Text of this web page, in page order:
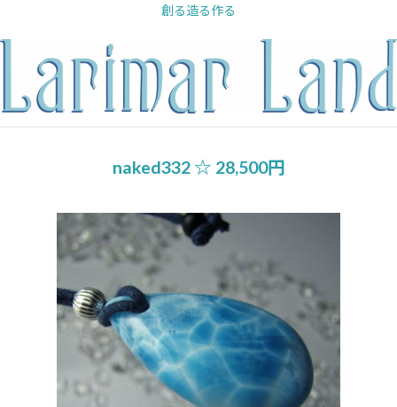
を
プ
創る造る作る
naked332 ☆ 28,500円